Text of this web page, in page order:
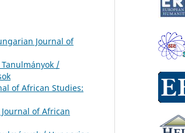
Journal of
/
of African Studies:
of African